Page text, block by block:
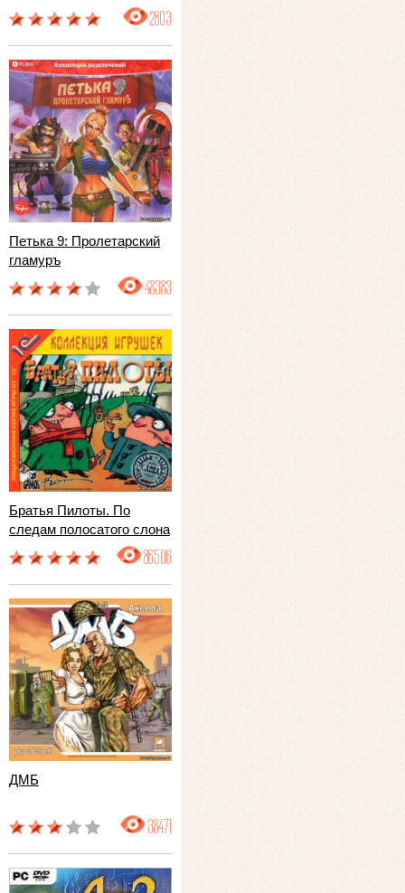
2803
Петька 9: Пролетарский
гламуръ
48383
Братья Пилоты. По
следам полосатого слона
86506
ДМБ
38471